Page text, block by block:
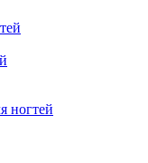
ногтей